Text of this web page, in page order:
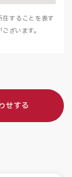
することを表す
ざいます。
せする